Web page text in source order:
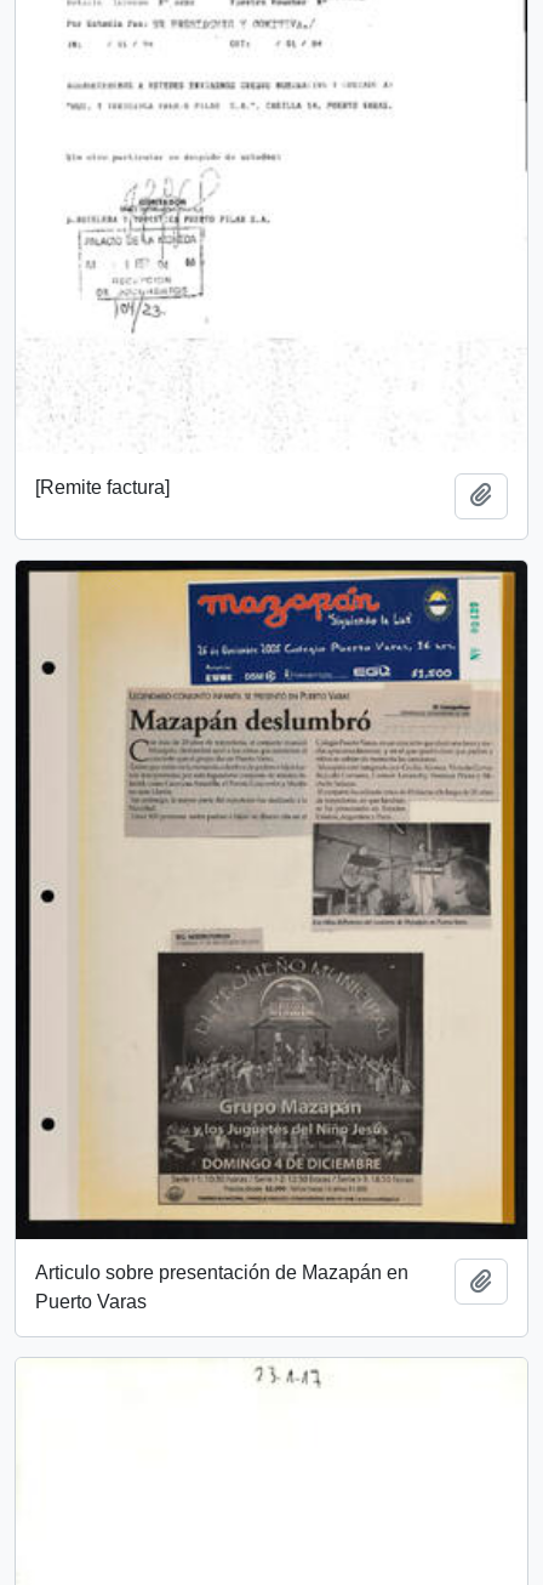
[Remite factura]
Articulo sobre presentación de Mazapán en
Puerto Varas